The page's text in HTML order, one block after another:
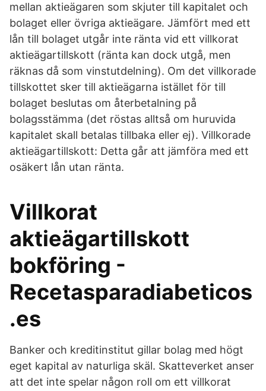
mellan aktieägaren som skjuter till kapitalet och
bolaget eller övriga aktieägare. Jämfört med ett
lån till bolaget utgår inte ränta vid ett villkorat
aktieägartillskott (ränta kan dock utgå, men
räknas då som vinstutdelning). Om det villkorade
tillskottet sker till aktieägarna istället för till
bolaget beslutas om återbetalning på
bolagsstämma (det röstas alltså om huruvida
kapitalet skall betalas tillbaka eller ej). Villkorade
aktieägartillskott: Detta går att jämföra med ett
osäkert lån utan ränta.
Villkorat
aktieägartillskott
bokföring -
Recetasparadiabeticos
.es
Banker och kreditinstitut gillar bolag med högt
eget kapital av naturliga skäl. Skatteverket anser
att det inte spelar någon roll om ett villkorat